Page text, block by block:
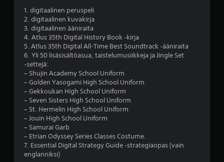
l
i
ä
j
a
l
i
k
k
u
a
v
a
l
i
k
i
h
i
n
j
ä
t
.
1. digitaalinen peruspeli
2. digitaalinen kuvakirja
3. digitaalinen ääniraita
4. Atlus 35th Digital History Book ‑kirja
5. Atlus 35th Digital All-Time Best Soundtrack ‑ääniraita
6. Yli 50 lisäsisältöasua, taistelumusiikkeja ja Jingle Set
‑settejä:
– Shujin Academy School Uniform
– Golden Yasogami High School Uniform
– Gekkoukan High School Uniform
– Seven Sisters High School Uniform
– St. Hermelin High School Uniform
– Jouin High School Uniform
– Samurai Garb
– Etrian Odyssey Series Classes Costume.
7. Essential Digital Strategy Guide ‑strategiaopas (vain
englanniksi)